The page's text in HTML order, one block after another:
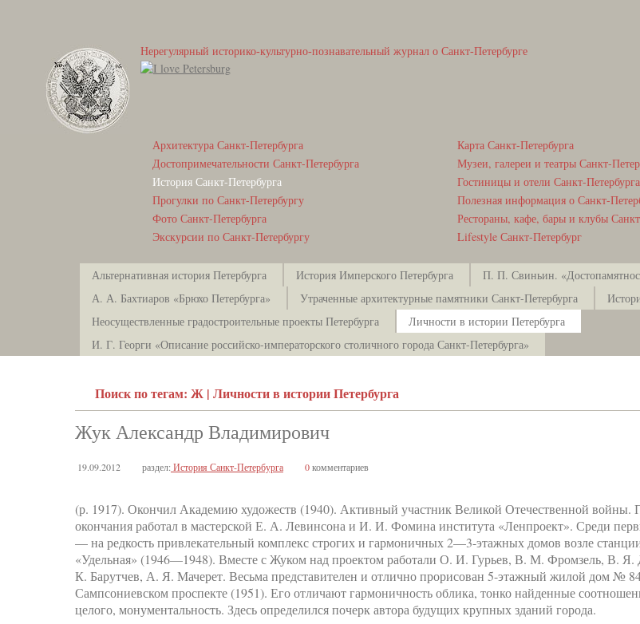
Нерегулярный историко-культурно-познавательный журнал о Санкт-Петербурге
Архитектура Санкт-Петербурга
Достопримечательности Санкт-Петербурга
История Санкт-Петербурга
Прогулки по Санкт-Петербургу
Фото Санкт-Петербурга
Экскурсии по Санкт-Петербургу
Карта Санкт-Петербурга
Музеи, галереи и театры Санкт-
Гостиницы и отели Санкт-Петербурга
Полезная информация о Санкт-
Рестораны, кафе, бары и клубы
Lifestyle Санкт-Петербург
Альтернативная история Петербурга История Имперского Петербурга
П. П. Свиньин.
А. А. Бахтиаров «Брюхо Петербурга»
Утраченные архитектурные памятники Санкт-Петербурга
Неосуществленные градостроительные проекты Петербурга
Личности в истории Петербурга
И. Г. Георги «Описание российско-императорского столичного города Санкт-Петербурга»
Поиск по тегам: Ж | Личности в истории Петербурга
Жук Александр Владимирович
19.09.2012 раздел:История Санкт-Петербурга 0комментариев
(р. 1917). Окончил Академию художеств (1940). Активный участник Великой Отечественной войны.
окончания работал в мастерской Е. А. Левинсона и И. И. Фомина института «Ленпроект». Среди
— на редкость привлекательный комплекс строгих и гармоничных 2—3-этажных домов возле
«Удельная» (1946—1948). Вместе с Жуком над проектом работали О. И. Гурьев, В. М. Фромзель, В.
К. Барутчев, А. Я. Мачерет. Весьма представителен и отлично прорисован 5-этажный жилой дом №
Сампсониевском проспекте (1951). Его отличают гармоничность облика, тонко найденные
целого, монументальность. Здесь определился почерк автора будущих крупных зданий города.